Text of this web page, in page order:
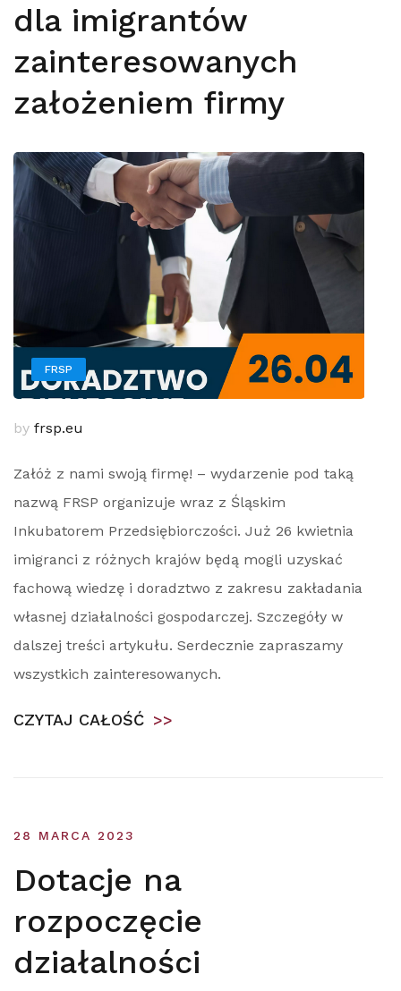
dla imigrantów
zainteresowanych
założeniem firmy
FRSP
by frsp.eu
Załóż z nami swoją firmę! – wydarzenie pod taką
nazwą FRSP organizuje wraz z Śląskim
Inkubatorem Przedsiębiorczości. Już 26 kwietnia
imigranci z różnych krajów będą mogli uzyskać
fachową wiedzę i doradztwo z zakresu zakładania
własnej działalności gospodarczej. Szczegóły w
dalszej treści artykułu. Serdecznie zapraszamy
wszystkich zainteresowanych.
CZYTAJ CAŁOŚĆ >>
28 MARCA 2023
Dotacje na
rozpoczęcie
działalności